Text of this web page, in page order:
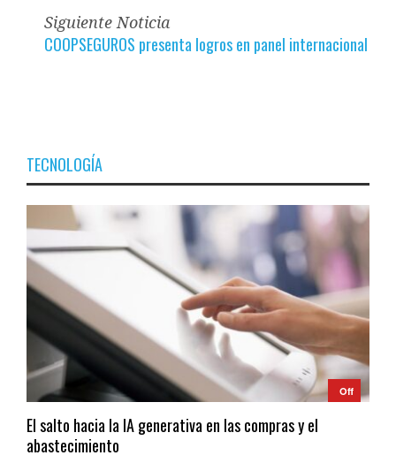
Siguiente Noticia
COOPSEGUROS presenta logros en panel internacional
TECNOLOGÍA
Off
El salto hacia la IA generativa en las compras y el
abastecimiento